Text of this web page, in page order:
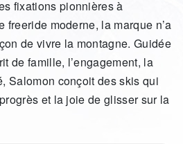
fixations pionnières à
freeride moderne, la marque n’a
de vivre la montagne. Guidée
de famille, l’engagement, la
Salomon conçoit des skis qui
et la joie de glisser sur la